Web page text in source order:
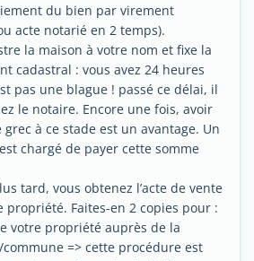
du bien par virement
acte notarié en 2 temps).
la maison à votre nom et fixe la
cadastral : vous avez 24 heures
pas une blague ! passé ce délai, il
le notaire. Encore une fois, avoir
à ce stade est un avantage. Un
chargé de payer cette somme
tard, vous obtenez l’acte de vente
propriété. Faites-en 2 copies pour :
votre propriété auprès de la
=> cette procédure est